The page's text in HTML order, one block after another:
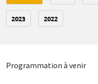
2023 2022
Programmation à venir